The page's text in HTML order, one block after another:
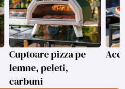
Cuptoare pizza pe
lemne, peleti,
carbuni